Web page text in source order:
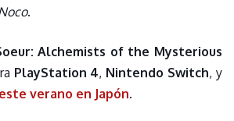
.
Alchemists of the Mysterious
PlayStation 4, Nintendo Switch, y
este verano en Japón.